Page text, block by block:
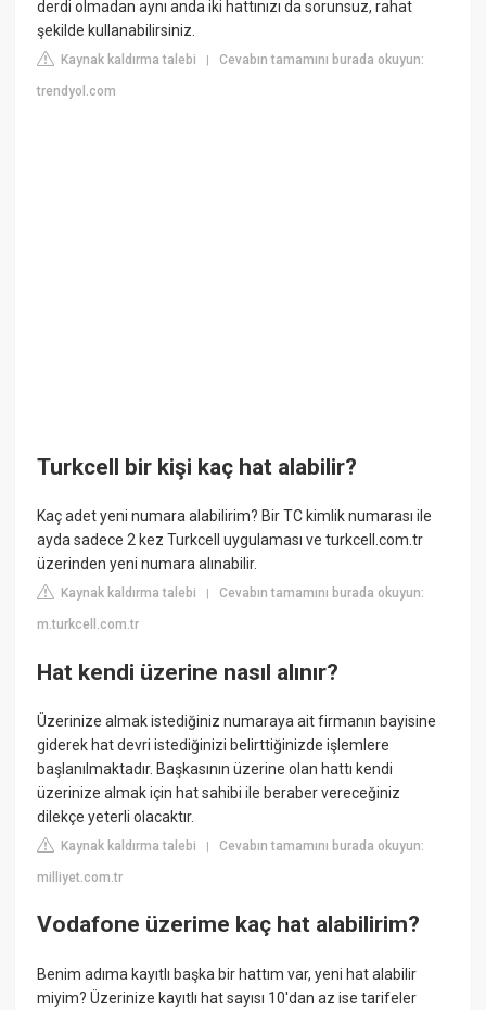
derdi olmadan aynı anda iki hattınızı da sorunsuz, rahat
şekilde kullanabilirsiniz.
Kaynak kaldırma talebi |Cevabın tamamını burada okuyun:
trendyol.com
Turkcell bir kişi kaç hat alabilir?
Kaç adet yeni numara alabilirim? Bir TC kimlik numarası ile
ayda sadece 2 kez Turkcell uygulaması ve turkcell.com.tr
üzerinden yeni numara alınabilir.
Kaynak kaldırma talebi |Cevabın tamamını burada okuyun:
m.turkcell.com.tr
Hat kendi üzerine nasıl alınır?
Üzerinize almak istediğiniz numaraya ait firmanın bayisine
giderek hat devri istediğinizi belirttiğinizde işlemlere
başlanılmaktadır. Başkasının üzerine olan hattı kendi
üzerinize almak için hat sahibi ile beraber vereceğiniz
dilekçe yeterli olacaktır.
Kaynak kaldırma talebi |Cevabın tamamını burada okuyun:
milliyet.com.tr
Vodafone üzerime kaç hat alabilirim?
Benim adıma kayıtlı başka bir hattım var, yeni hat alabilir
miyim? Üzerinize kayıtlı hat sayısı 10'dan az ise tarifeler